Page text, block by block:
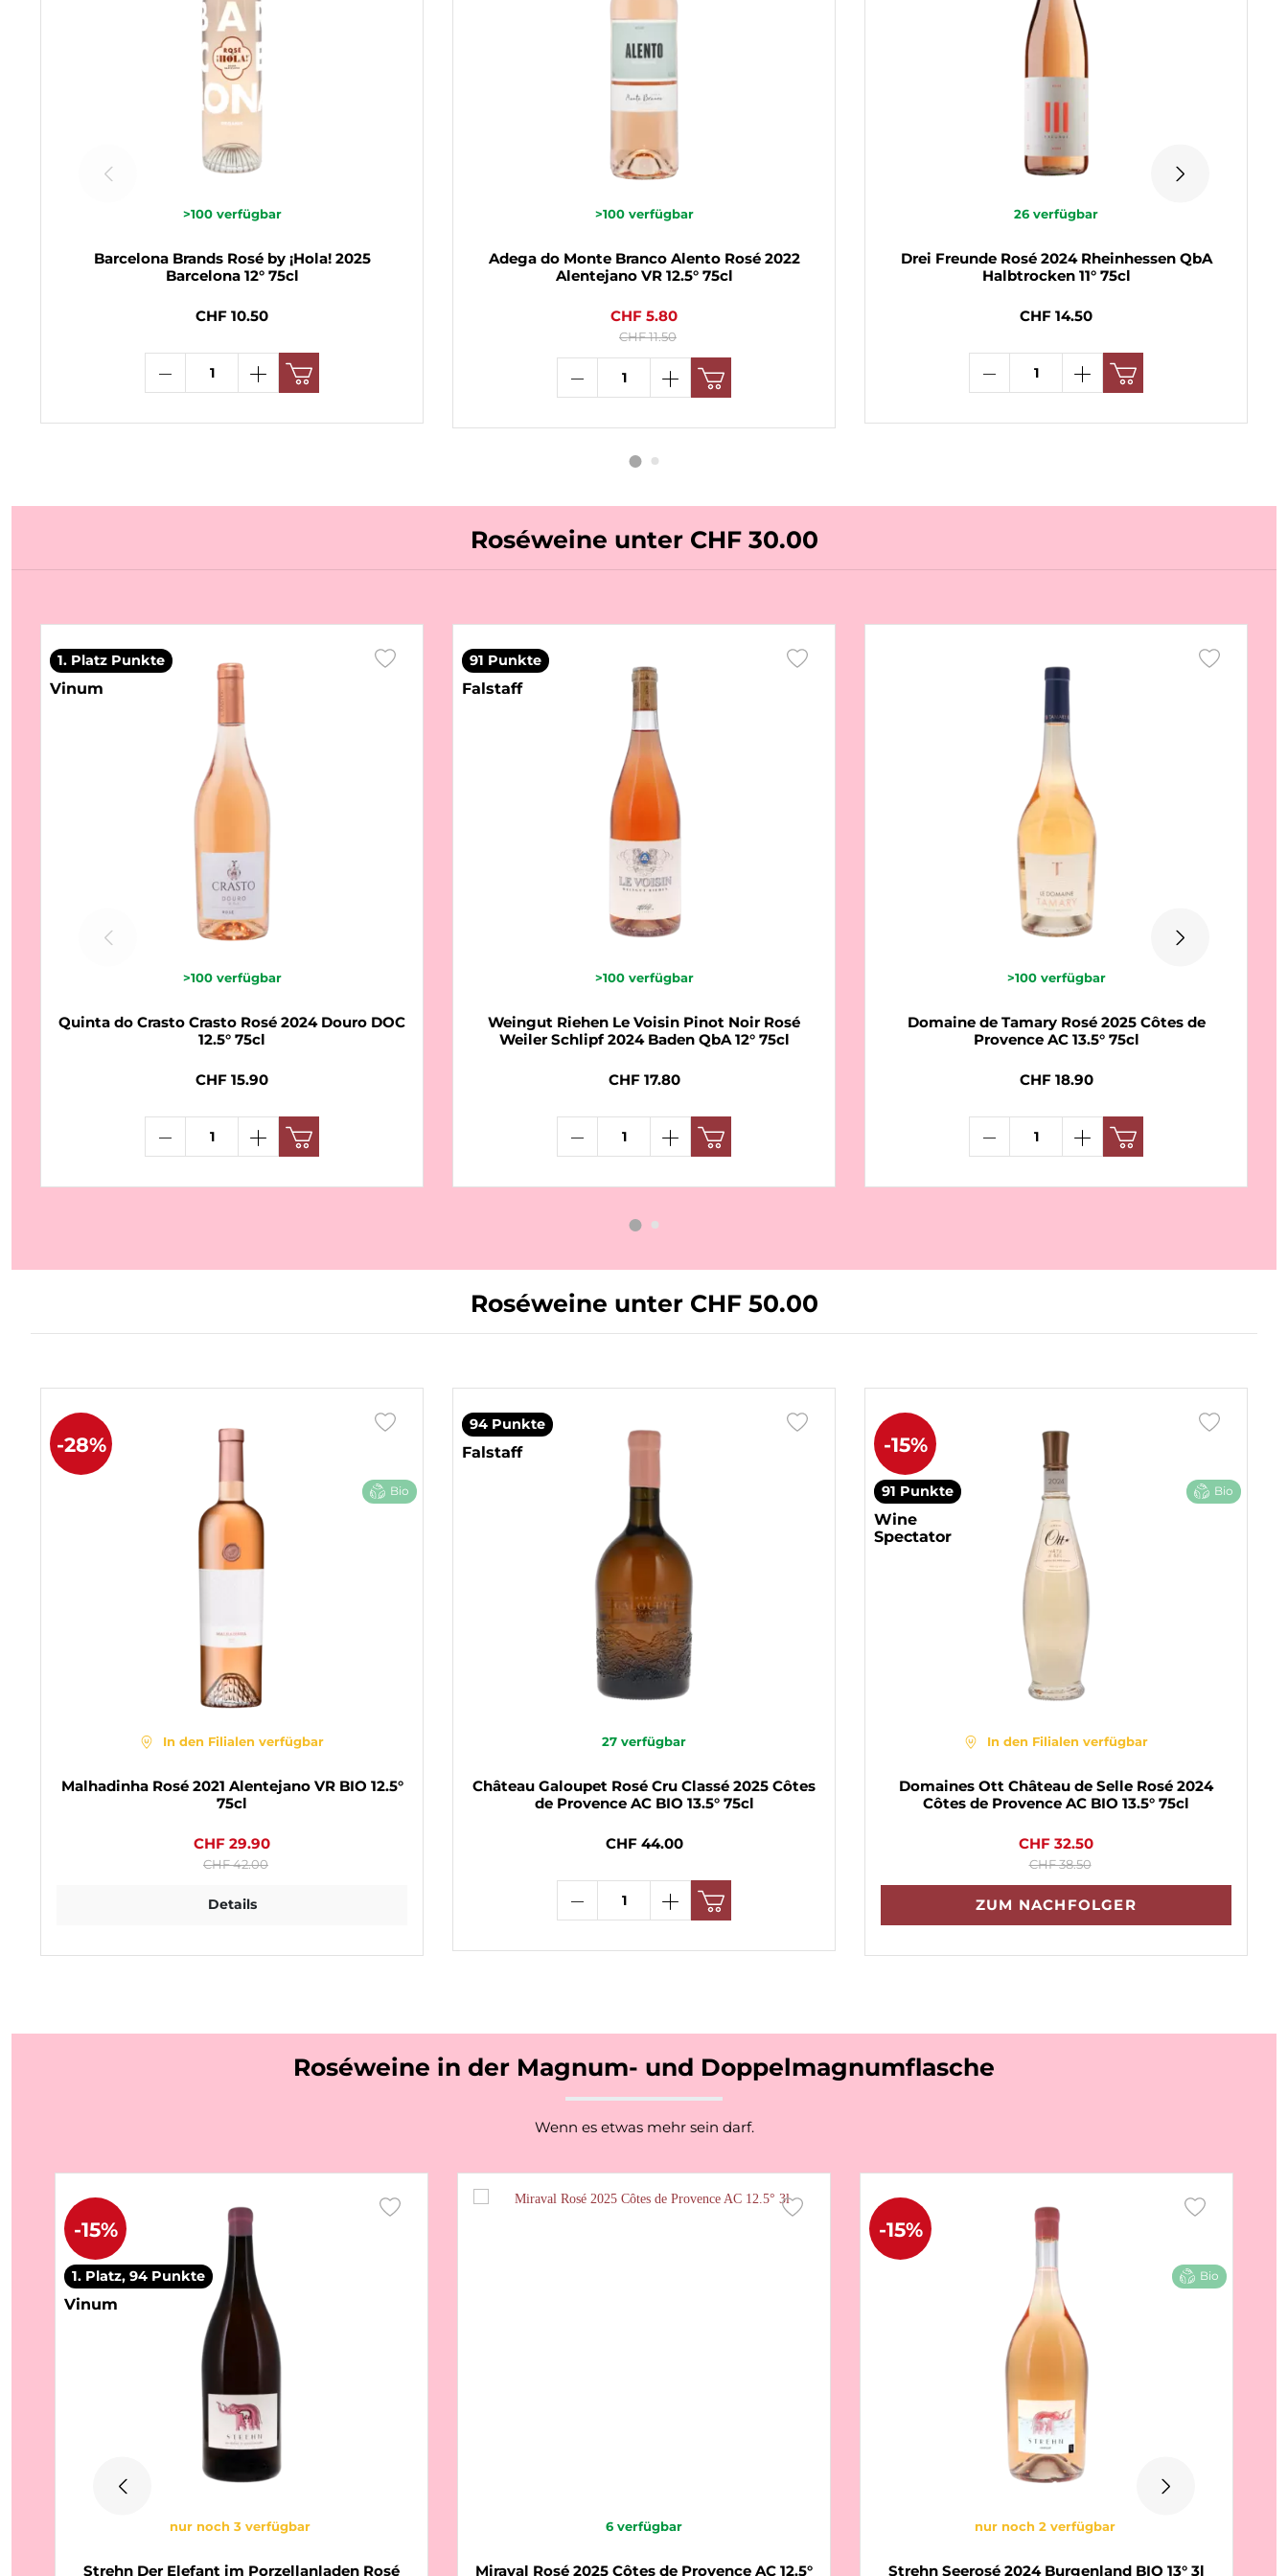
>100 verfügbar
Barcelona Brands Rosé by ¡Hola! 2025
Barcelona 12° 75cl
CHF 10.50
>100 verfügbar
Adega do Monte Branco Alento Rosé 2022
Alentejano VR 12.5° 75cl
CHF 5.80
CHF 11.50
26 verfügbar
Drei Freunde Rosé 2024 Rheinhessen QbA
Halbtrocken 11° 75cl
CHF 14.50
Roséweine unter CHF 30.00
1. Platz Punkte
Vinum
>100 verfügbar
Quinta do Crasto Crasto Rosé 2024 Douro DOC
12.5° 75cl
CHF 15.90
91 Punkte
Falstaff
>100 verfügbar
Weingut Riehen Le Voisin Pinot Noir Rosé
Weiler Schlipf 2024 Baden QbA 12° 75cl
CHF 17.80
>100 verfügbar
Domaine de Tamary Rosé 2025 Côtes de
Provence AC 13.5° 75cl
CHF 18.90
Roséweine unter CHF 50.00
-28%
Bio
In den Filialen verfügbar
Malhadinha Rosé 2021 Alentejano VR BIO 12.5°
75cl
CHF 29.90
CHF 42.00
Details
94 Punkte
Falstaff
27 verfügbar
Château Galoupet Rosé Cru Classé 2025 Côtes
de Provence AC BIO 13.5° 75cl
CHF 44.00
-15%
91 Punkte
Wine
Spectator
Bio
In den Filialen verfügbar
Domaines Ott Château de Selle Rosé 2024
Côtes de Provence AC BIO 13.5° 75cl
CHF 32.50
CHF 38.50
ZUM NACHFOLGER
Roséweine in der Magnum- und Doppelmagnumflasche
Wenn es etwas mehr sein darf.
-15%
1. Platz, 94 Punkte
Vinum
nur noch 3 verfügbar
Strehn Der Elefant im Porzellanladen Rosé
6 verfügbar
Miraval Rosé 2025 Côtes de Provence AC 12.5°
-15%
Bio
nur noch 2 verfügbar
Strehn Seerosé 2024 Burgenland BIO 13° 3l